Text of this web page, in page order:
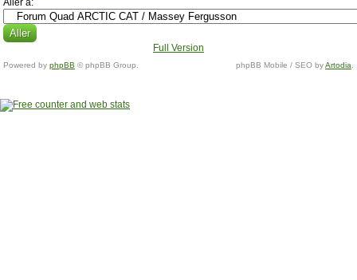
Aller à:
Full Version
Powered by phpBB © phpBB Group. phpBB Mobile / SEO byArtodia